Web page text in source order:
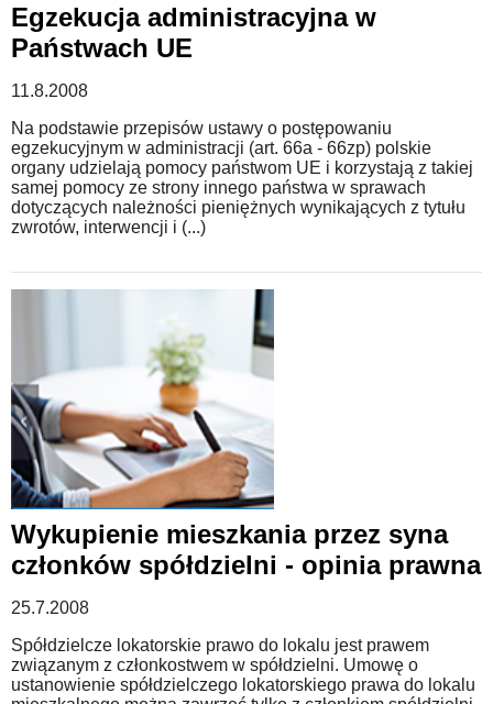
Egzekucja administracyjna w
Państwach UE
11.8.2008
Na podstawie przepisów ustawy o postępowaniu
egzekucyjnym w administracji (art. 66a - 66zp) polskie
organy udzielają pomocy państwom UE i korzystają z takiej
samej pomocy ze strony innego państwa w sprawach
dotyczących należności pieniężnych wynikających z tytułu
zwrotów, interwencji i (...)
Wykupienie mieszkania przez syna
członków spółdzielni - opinia prawna
25.7.2008
Spółdzielcze lokatorskie prawo do lokalu jest prawem
związanym z członkostwem w spółdzielni. Umowę o
ustanowienie spółdzielczego lokatorskiego prawa do lokalu